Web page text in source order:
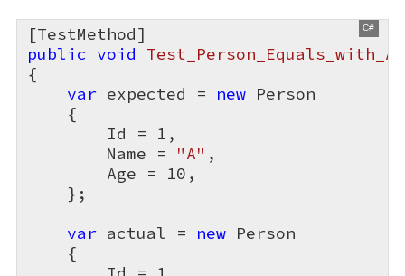
public
void
{
var expected = new Person
    {
        Id =
1 ,
        Name =
"A" ,
        Age =
10 ,
    };
var actual = new Person
    {